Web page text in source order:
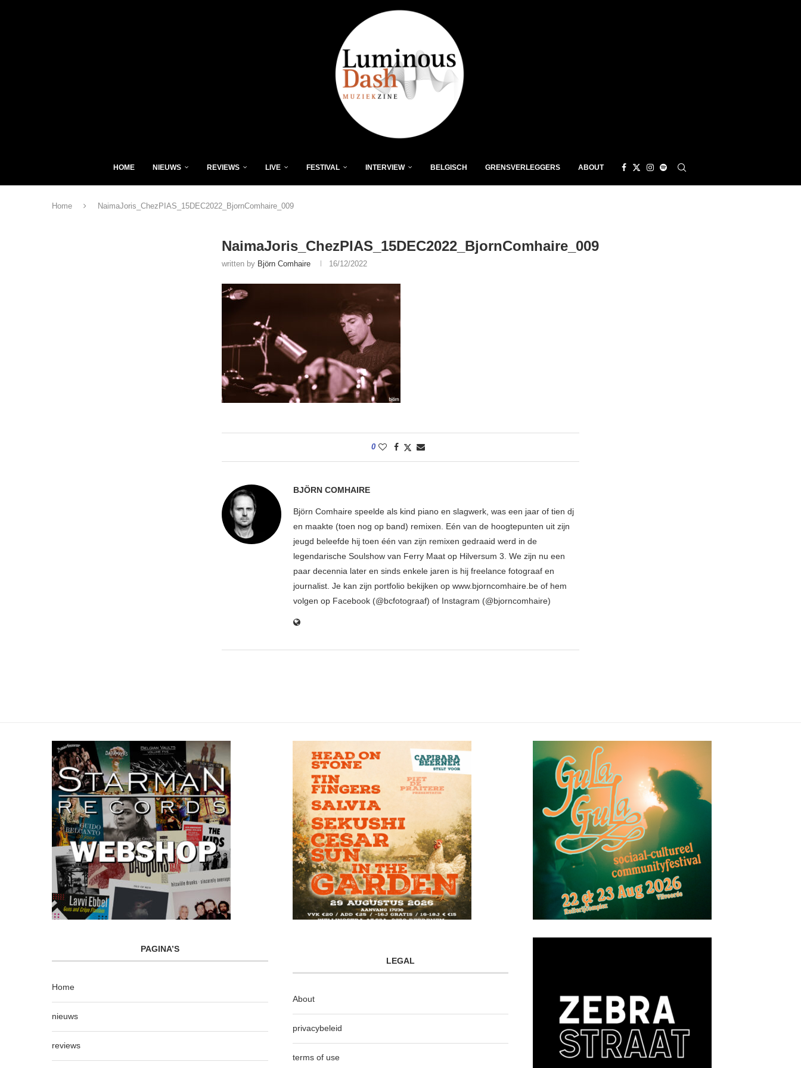
HOME NIEUWS REVIEWS LIVE FESTIVAL INTERVIEW BELGISCH GRENSVERLEGGERS ABOUT
Home NaimaJoris_ChezPIAS_15DEC2022_BjornComhaire_009
NaimaJoris_ChezPIAS_15DEC2022_BjornComhaire_009
written by Björn Comhaire 16/12/2022
0
BJÖRN COMHAIRE
Björn Comhaire speelde als kind piano en slagwerk, was een jaar of tien dj
en maakte (toen nog op band) remixen. Eén van de hoogtepunten uit zijn
jeugd beleefde hij toen één van zijn remixen gedraaid werd in de
legendarische Soulshow van Ferry Maat op Hilversum 3. We zijn nu een
paar decennia later en sinds enkele jaren is hij freelance fotograaf en
journalist. Je kan zijn portfolio bekijken op www.bjorncomhaire.be of hem
volgen op Facebook (@bcfotograaf) of Instagram (@bjorncomhaire)
PAGINA’S
Home
nieuws
reviews
LEGAL
About
privacybeleid
terms of use